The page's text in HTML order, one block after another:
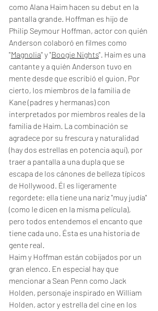
como Alana Haim hacen su debut en la
pantalla grande. Hoffman es hijo de
Philip Seymour Hoffman, actor con quién
Anderson colaboró en filmes como
"Magnolia" y "Boogie Nights". Haim es una
cantante y a quién Anderson tuvo en
mente desde que escribió el guion. Por
cierto, los miembros de la familia de
Kane (padres y hermanas) con
interpretados por miembros reales de la
familia de Haim. La combinación se
agradece por su frescura y naturalidad
(hay dos estrellas en potencia aquí), por
traer a pantalla a una dupla que se
escapa de los cánones de belleza típicos
de Hollywood. Él es ligeramente
regordete; ella tiene una nariz "muy judía"
(como le dicen en la misma película),
pero todos entendemos el encanto que
tiene cada uno. Ésta es una historia de
gente real.
Haim y Hoffman están cobijados por un
gran elenco. En especial hay que
mencionar a Sean Penn como Jack
Holden, personaje inspirado en William
Holden, actor y estrella del cine en los